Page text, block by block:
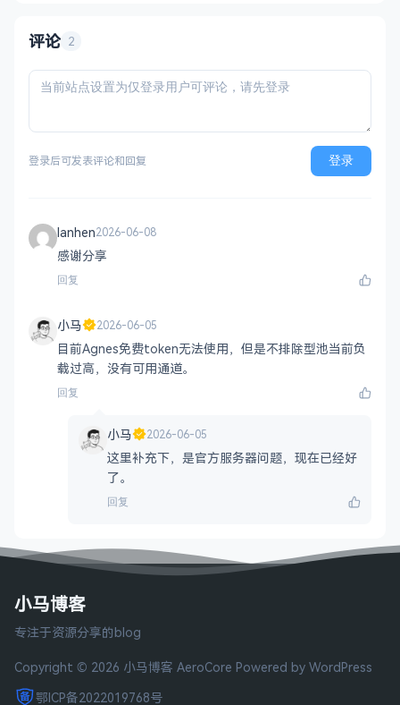
评论 2
登录后可发表评论和回复 登录
lanhen2026-06-08
感谢分享
回复
小马 2026-06-05
目前Agnes免费token无法使用，但是不排除型池当前负
载过高，没有可用通道。
回复
小马 2026-06-05
这里补充下，是官方服务器问题，现在已经好
了。
回复
小马博客
专注于资源分享的blog
Copyright © 2026 小马博客 AeroCore Powered by WordPress
鄂ICP备2022019768号